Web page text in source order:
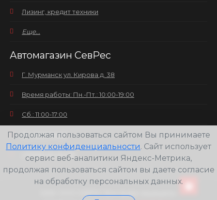
Лизинг, кредит техники
Еще...
Автомагазин СевРес
Г. Мурманск ул. Кирова д. 38
Время работы: Пн.-Пт.: 10:00-19:00
Сб.: 11:00-17:00
Вс.: выходной
+7(8152) 25-30-58
Продолжая пользоваться сайтом Вы принимаете
Политику конфиденциальности. Сайт использует
сервис веб-аналитики Яндекс-Метрика,
продолжая пользоваться сайтом вы даете согласие
на обработку персональных данных.